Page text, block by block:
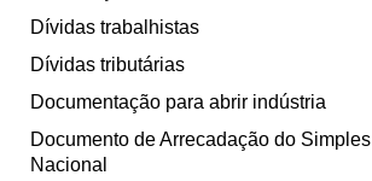
Dívidas trabalhistas
Dívidas tributárias
Documentação para abrir indústria
Documento de Arrecadação do Simples
Nacional